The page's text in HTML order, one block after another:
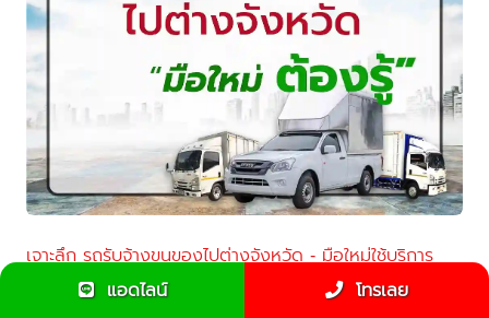
เจาะลึก รถรับจ้างขนของไปต่างจังหวัด - มือใหม่ใช้บริการ
แอดไลน์ โทรเลย